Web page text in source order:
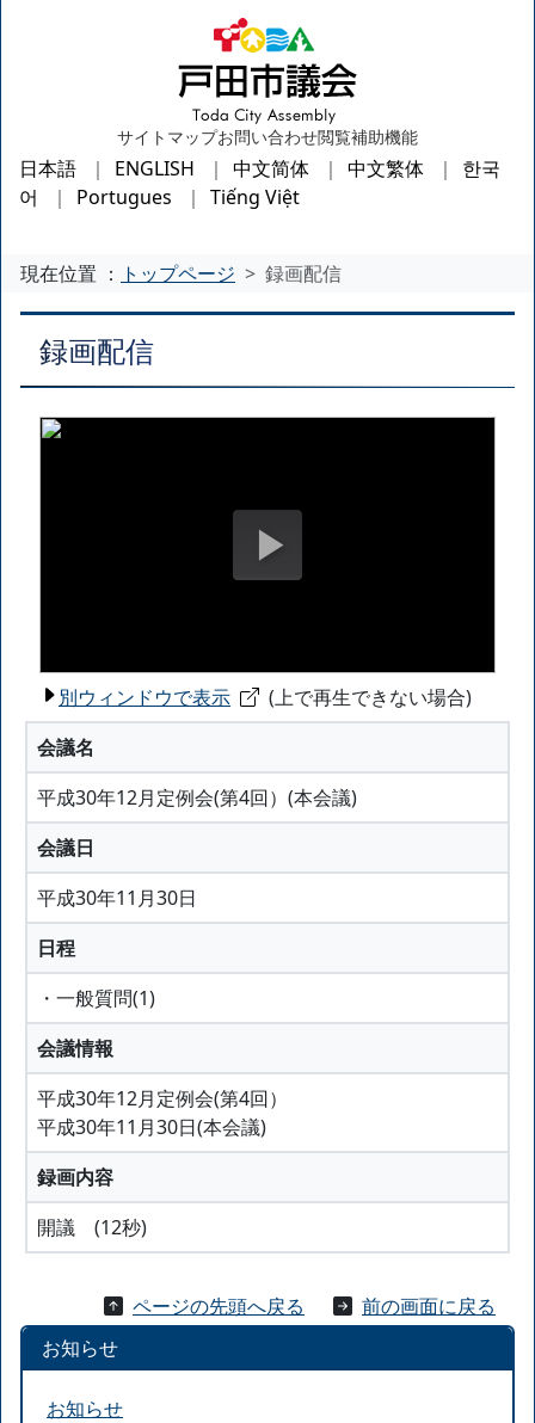
サイトマップお問い合わせ閲覧補助機能
日本語 ENGLISH 中文简体 中文繁体
한국
어
Portugues Tiếng Việt
現在位置 ： トップページ 録画配信
録画配信
別ウィンドウで表示
(上で再生できない場合)
会議名
平成30年12月定例会(第4回）(本会議)
会議日
平成30年11月30日
日程
・一般質問(1)
会議情報
平成30年12月定例会(第4回）
平成30年11月30日(本会議)
録画内容
開議 (12秒)
ページの先頭へ戻る
前の画面に戻る
お知らせ
お知らせ